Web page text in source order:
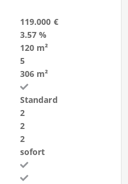
119.000 €
3.57 %
120 m²
5
306 m²
Standard
2
2
2
sofort